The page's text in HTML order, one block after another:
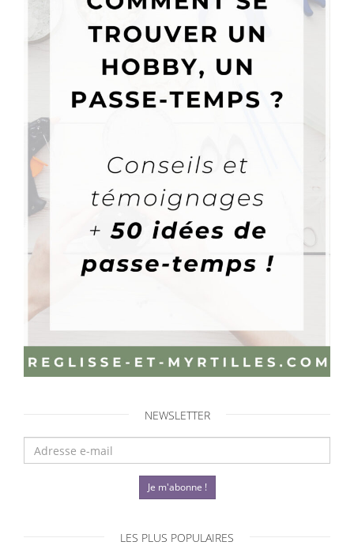
NEWSLETTER
Je m'abonne !
LES PLUS POPULAIRES